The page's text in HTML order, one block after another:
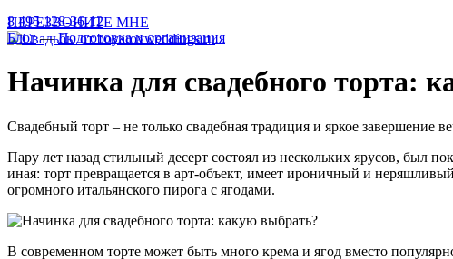
ПЕРЕЗВОНИТЕ МНЕ
8 495 128-36-12
Блог—Подготовка и организация
Начинка для свадебного торта:
Свадебный торт – не только свадебная традиция и яркое завершение
Пару лет назад стильный десерт состоял из нескольких ярусов, был
иная: торт превращается в арт-объект, имеет ироничный и
огромного итальянского пирога с ягодами.
В современном торте может быть много крема и ягод вместо